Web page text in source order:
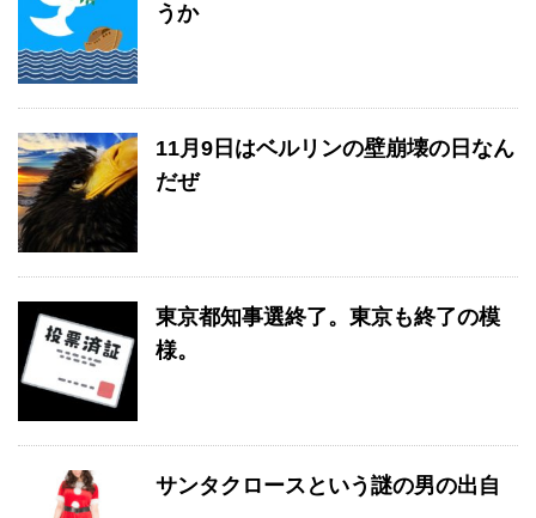
うか
11月9日はベルリンの壁崩壊の日なん
だぜ
東京都知事選終了。東京も終了の模
様。
サンタクロースという謎の男の出自